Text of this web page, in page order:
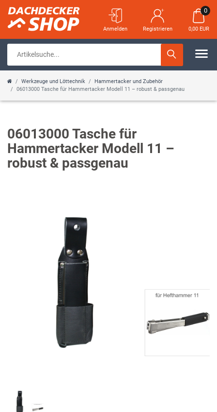
Anmelden Registrieren
0
0,00 EUR
Werkzeuge und Löttechnik
Hammertacker und Zubehör
06013000 Tasche für Hammertacker Modell 11 – robust & passgenau
06013000 Tasche für
Hammertacker Modell 11 –
robust & passgenau